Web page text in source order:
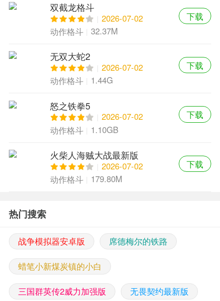
双截龙格斗
2026-07-02
动作格斗
32.37M
下载
无双大蛇2
2026-07-02
动作格斗
1.44G
下载
怒之铁拳5
2026-07-02
动作格斗
1.10GB
下载
火柴人海贼大战最新版
2026-07-02
动作格斗
179.80M
下载
热门搜索
战争模拟器安卓版 席德梅尔的铁路
蜡笔小新煤炭镇的小白
三国群英传2威力加强版 无畏契约最新版